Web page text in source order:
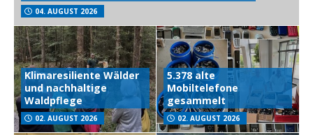
04. AUGUST 2026
Klimaresiliente Wälder
und nachhaltige
Waldpflege
02. AUGUST 2026
5.378 alte
Mobiltelefone
gesammelt
02. AUGUST 2026